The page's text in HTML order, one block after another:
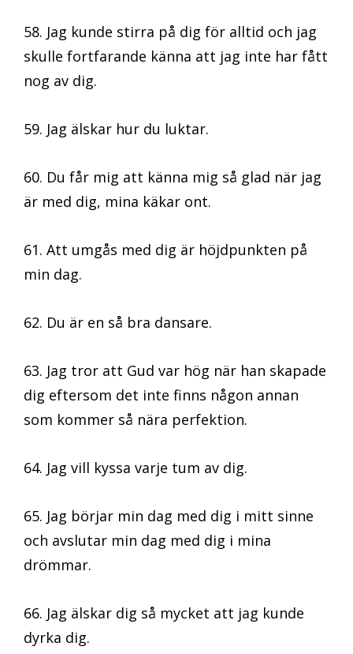
58. Jag kunde stirra på dig för alltid och jag
skulle fortfarande känna att jag inte har fått
nog av dig.
59. Jag älskar hur du luktar.
60. Du får mig att känna mig så glad när jag
är med dig, mina käkar ont.
61. Att umgås med dig är höjdpunkten på
min dag.
62. Du är en så bra dansare.
63. Jag tror att Gud var hög när han skapade
dig eftersom det inte finns någon annan
som kommer så nära perfektion.
64. Jag vill kyssa varje tum av dig.
65. Jag börjar min dag med dig i mitt sinne
och avslutar min dag med dig i mina
drömmar.
66. Jag älskar dig så mycket att jag kunde
dyrka dig.